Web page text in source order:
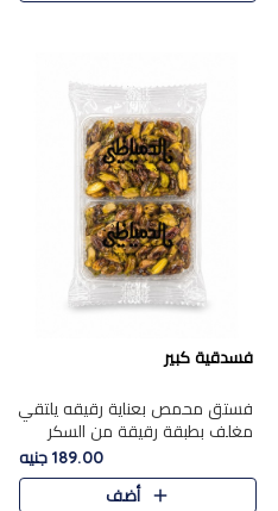
فسدقية كبير
فستق محمص بعناية رقيقه يلتقي
مغلف بطبقة رقيقة من السكر
المكرمل، ليقدم مذاقًا فاخرًا حلوي
شرقية فاخرة ونكهة غنية ناتي تميز
كل قطعة و قوام هش
189.00 جنيه
أضف